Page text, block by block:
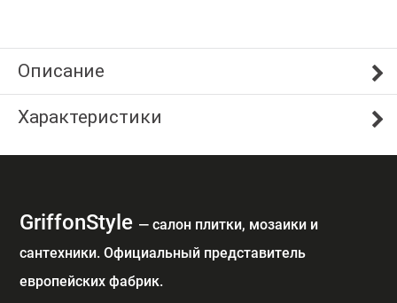
Описание
Характеристики
GriffonStyle — cалон плитки, мозаики и
сантехники. Официальный представитель
европейских фабрик.